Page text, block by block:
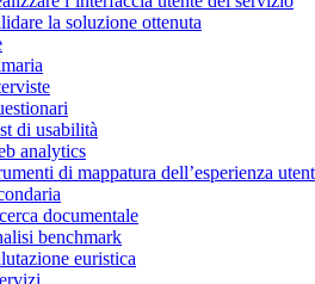
la soluzione ottenuta
di usabilità
analytics
di mappatura dell’esperienza
documentale
benchmark
euristica